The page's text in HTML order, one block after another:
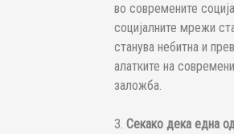
во современите
социјалните мрежи
станува небитна и
алатките на
заложба.
3. Секако дека една